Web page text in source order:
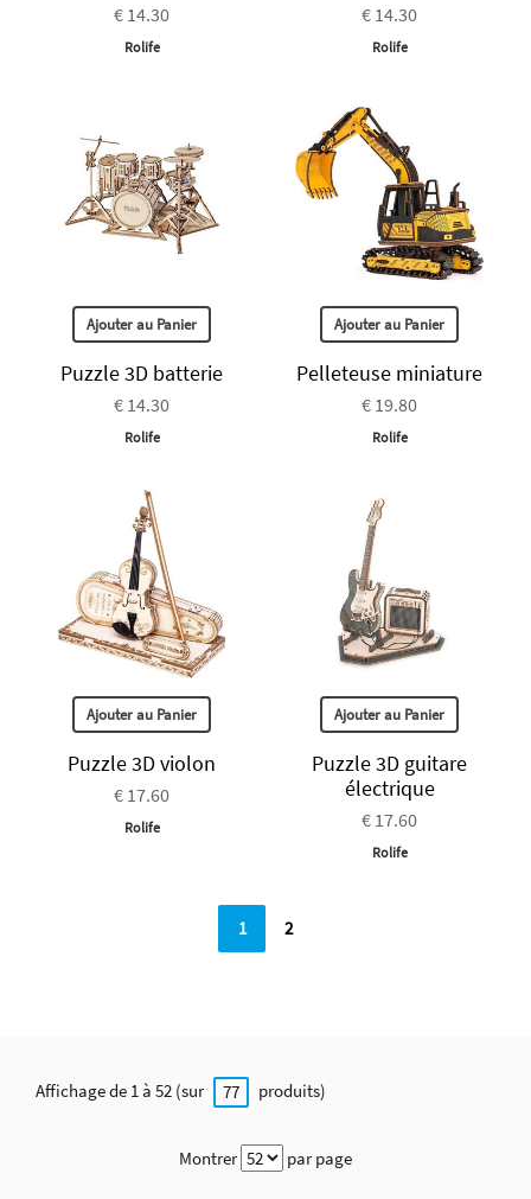
€ 14.30
Rolife
€ 14.30
Rolife
Ajouter au Panier
Puzzle 3D batterie
€ 14.30
Rolife
Ajouter au Panier
Pelleteuse miniature
€ 19.80
Rolife
Ajouter au Panier
Puzzle 3D violon
€ 17.60
Rolife
Ajouter au Panier
Puzzle 3D guitare
électrique
€ 17.60
Rolife
1 2
Affichage de 1 à 52 (sur 77 produits)
Montrer par page